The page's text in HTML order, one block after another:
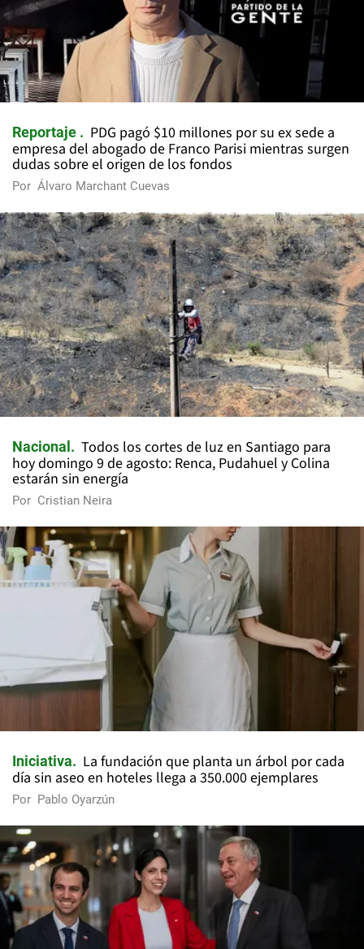
Reportaje
PDG pagó $10 millones por su ex sede a
empresa del abogado de Franco Parisi mientras surgen
dudas sobre el origen de los fondos
Por Álvaro Marchant Cuevas
Nacional
Todos los cortes de luz en Santiago para
hoy domingo 9 de agosto: Renca, Pudahuel y Colina
estarán sin energía
Por Cristian Neira
Iniciativa
La fundación que planta un árbol por cada
día sin aseo en hoteles llega a 350.000 ejemplares
Por Pablo Oyarzún